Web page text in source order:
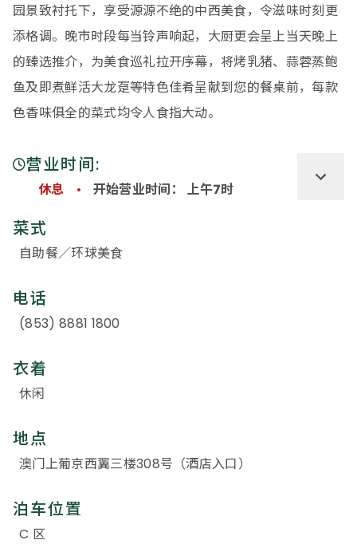
园景致衬托下，享受源源不绝的中西美食，令滋味时刻更
添格调。晚市时段每当铃声响起，大厨更会呈上当天晚上
的臻选推介，为美食巡礼拉开序幕，将烤乳猪、蒜蓉蒸鲍
鱼及即煮鲜活大龙趸等特色佳肴呈献到您的餐桌前，每款
色香味俱全的菜式均令人食指大动。
营业时间:
休息 开始营业时间： 上午7时
菜式
自助餐／环球美食
电话
(853) 8881 1800
衣着
休闲
地点
澳门上葡京西翼三楼308号（酒店入口）
泊车位置
C 区